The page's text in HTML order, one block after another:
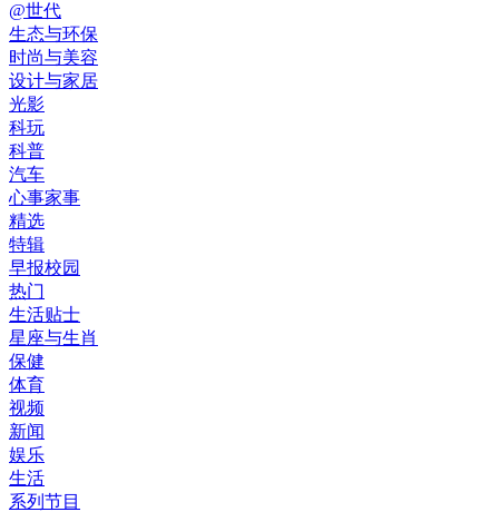
@世代
生态与环保
时尚与美容
设计与家居
光影
科玩
科普
汽车
心事家事
精选
特辑
早报校园
热门
生活贴士
星座与生肖
保健
体育
视频
新闻
娱乐
生活
系列节目